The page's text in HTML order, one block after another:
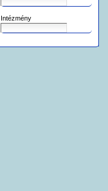
Intézmény